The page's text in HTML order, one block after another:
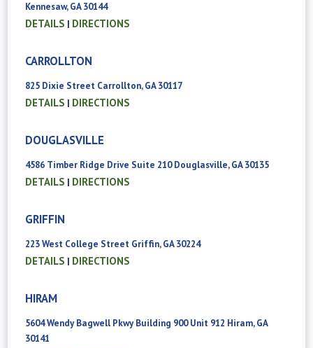
Kennesaw, GA 30144
DETAILS | DIRECTIONS
CARROLLTON
825 Dixie Street Carrollton, GA 30117
DETAILS | DIRECTIONS
DOUGLASVILLE
4586 Timber Ridge Drive Suite 210 Douglasville, GA 30135
DETAILS | DIRECTIONS
GRIFFIN
223 West College Street Griffin, GA 30224
DETAILS | DIRECTIONS
HIRAM
5604 Wendy Bagwell Pkwy Building 900 Unit 912 Hiram, GA
30141